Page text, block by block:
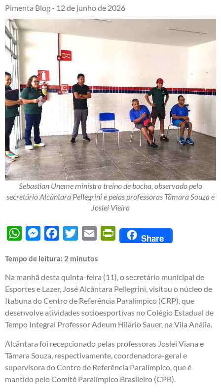
Pimenta Blog - 12 de junho de 2026
Sebastian Uneme ministra treino de bocha, observado pelo
secretário Alcântara Pellegrini e pelas professoras Tâmara Souza e
Joslei Vieira
WhatsAppMessengerFacebook
Twitter Email PrintFriendly
Share
Tempo de leitura: 2 minutos
Na manhã desta quinta-feira (11), o secretário municipal de
Esportes e Lazer, José Alcântara Pellegrini, visitou o núcleo de
Itabuna do Centro de Referência Paralímpico (CRP), que
desenvolve atividades socioesportivas no Colégio Estadual de
Tempo Integral Professor Adeum Hilário Sauer, na Vila Anália.
Alcântara foi recepcionado pelas professoras Joslei Viana e
Tâmara Souza, respectivamente, coordenadora-geral e
supervisora do Centro de Referência Paralímpico, que é
mantido pelo Comitê Paralímpico Brasileiro (CPB).